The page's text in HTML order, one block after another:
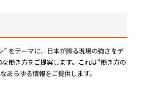
をテーマに、日本が誇る現場の強さをデ
働き方をご提案します。これは“働き方の
らゆる情報をご提供します。